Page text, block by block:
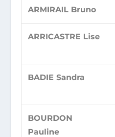
ARMIRAIL Bruno
ARRICASTRE Lise
BADIE Sandra
BOURDON
Pauline